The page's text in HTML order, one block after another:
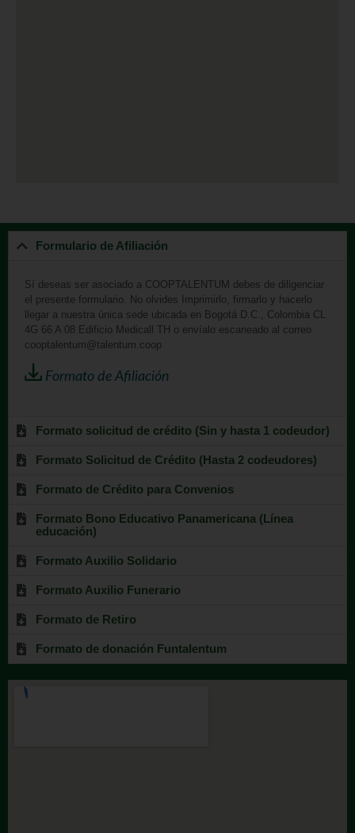
Formulario de Afiliación
Sí deseas ser asociado a COOPTALENTUM debes de diligenciar
el presente formulario. No olvides Imprimirlo, firmarlo y hacerlo
llegar a nuestra única sede ubicada en Bogotá D.C., Colombia CL
4G 66 A 08 Edificio Medicall TH o envíalo escaneado al correo
cooptalentum@talentum.coop
Formato de Afiliación
Formato solicitud de crédito (Sin y hasta 1 codeudor)
Formato Solicitud de Crédito (Hasta 2 codeudores)
Formato de Crédito para Convenios
Formato Bono Educativo Panamericana (Línea
educación)
Formato Auxilio Solidario
Formato Auxilio Funerario
Formato de Retiro
Formato de donación Funtalentum